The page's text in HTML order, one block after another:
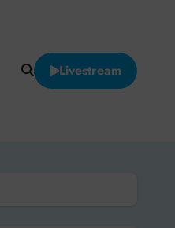
Livestream